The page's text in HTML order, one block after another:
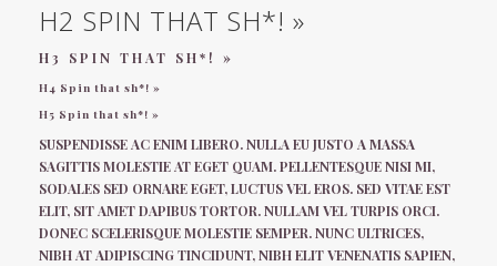
H2 SPIN THAT SH*! »
H3 SPIN THAT SH*! »
H4 Spin that sh*! »
H5 Spin that sh*! »
SUSPENDISSE AC ENIM LIBERO. NULLA EU JUSTO A MASSA
SAGITTIS MOLESTIE AT EGET QUAM. PELLENTESQUE NISI MI,
SODALES SED ORNARE EGET, LUCTUS VEL EROS. SED VITAE EST
ELIT, SIT AMET DAPIBUS TORTOR. NULLAM VEL TURPIS ORCI.
DONEC SCELERISQUE MOLESTIE SEMPER. NUNC ULTRICES,
NIBH AT ADIPISCING TINCIDUNT, NIBH ELIT VENENATIS SAPIEN,